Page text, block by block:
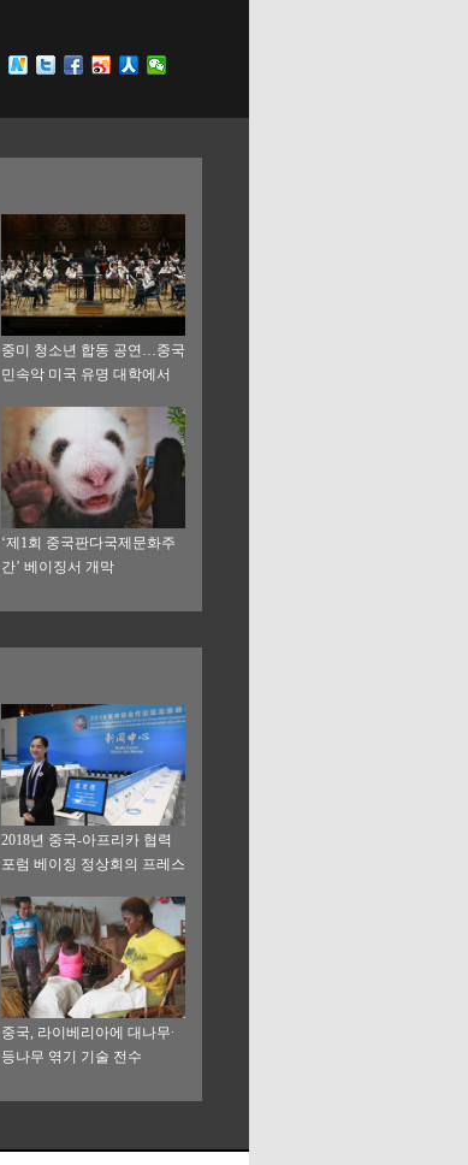
중미 청소년 합동 공연…중국
민속악 미국 유명 대학에서
‘제1회 중국판다국제문화주
간’ 베이징서 개막
2018년 중국-아프리카 협력
포럼 베이징 정상회의 프레스
중국, 라이베리아에 대나무∙
등나무 엮기 기술 전수